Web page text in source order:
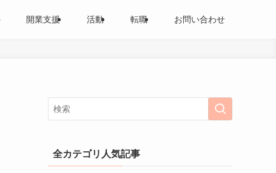
開業支援 活動 転職 お問い合わせ
全カテゴリ人気記事